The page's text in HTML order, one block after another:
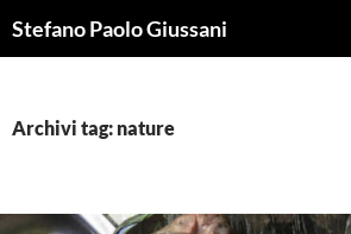
alStefano Paolo Giussani
Archivi tag: nature